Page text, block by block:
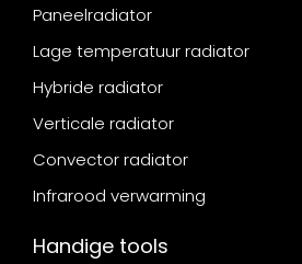
Paneelradiator
Lage temperatuur radiator
Hybride radiator
Verticale radiator
Convector radiator
Infrarood verwarming
Handige tools